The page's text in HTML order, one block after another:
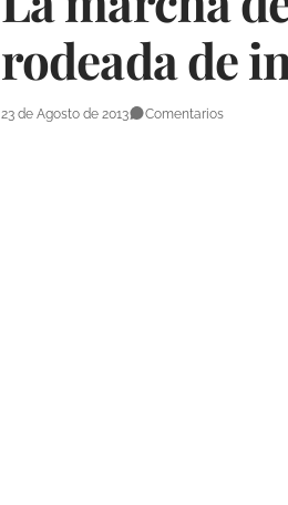
rodeada de
23 de Agosto de 2013 Comentarios